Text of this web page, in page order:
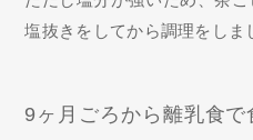
塩抜きをしてから調理をしま
9ヶ月ごろから離乳食で